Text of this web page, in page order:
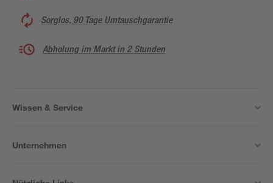
Sorglos, 90 Tage Umtauschgarantie
Abholung im Markt in 2 Stunden
Wissen & Service
Unternehmen